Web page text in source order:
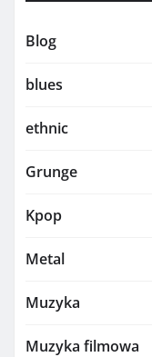
Blog
blues
ethnic
Grunge
Kpop
Metal
Muzyka
Muzyka filmowa